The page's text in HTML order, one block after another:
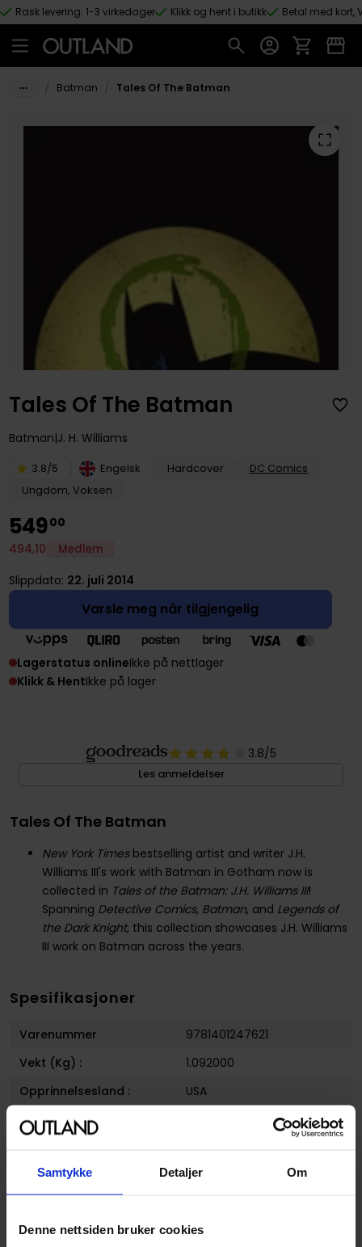
Samtykke Detaljer Om
Denne nettsiden bruker cookies
Hopp til hovedinnhold
Rask levering: 1-3 virkedager Klikk og hent i butikk Betal med kort,
Batman Tales Of The Batman
Tales Of The Batman
Batman J. H. Williams
3.8/5 Engelsk Hardcover
DC Comics
Ungdom, Voksen
54900
494,10 Medlem
Slippdato: 22. juli 2014
Varsle meg når tilgjengelig
Lagerstatus onlineIkke på nettlager
Klikk & HentIkke på lager
3.8/5
Les anmeldelser
Tales Of The Batman
New York Timesbestselling artist and writer J.H.
Williams III's work with Batman in Gotham now is
collected in Tales of the Batman: J.H. Williams III!
Spanning Detective Comics, Batman, and Legends of
the Dark Knight, this collection showcases J.H. Williams
III work on Batman across the years.
Spesifikasjoner
Varenummer
9781401247621
Vekt (Kg) :
1.092000
Opprinnelsesland :
USA
Format
Forfattere
J. H. Williams
Illustratør
Seth Fisher,Kelley Jones